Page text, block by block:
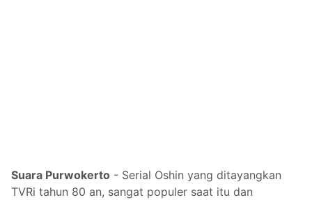
Suara Purwokerto - Serial Oshin yang ditayangkan
TVRi tahun 80 an, sangat populer saat itu dan